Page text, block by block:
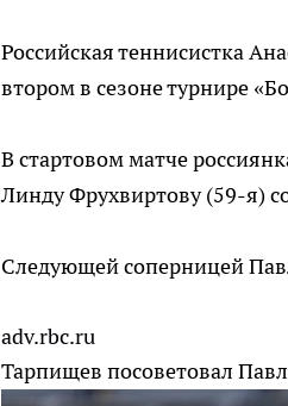
Российская теннисистка
втором в сезоне турнире
В стартовом матче
Линду Фрухвиртову (59-я)
Следующей соперницей
adv.rbc.ru
Тарпищев посоветовал